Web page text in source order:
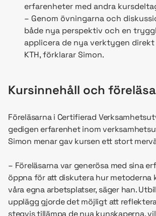
erfarenheter med andra
– Genom övningarna och
både nya perspektiv och en
applicera de nya verktygen
KTH, förklarar Simon.
Kursinnehåll och
Föreläsarna i Certifierad
gedigen erfarenhet inom
Simon menar gav kursen ett stort
– Föreläsarna var generösa med sina
öppna för att diskutera hur metoderna
våra egna arbetsplatser, säger han.
upplägg gjorde det möjligt att
stegvis tillämpa de nya kunskaperna,